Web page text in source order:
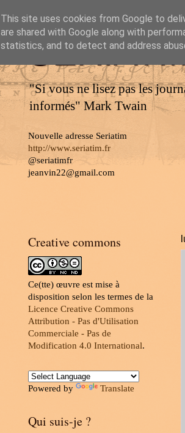
"Si vous ne lisez pas les
informés" Mark Twain
Nouvelle adresse Seriatim
http://www.seriatim.fr
@seriatimfr
jeanvin22@gmail.com
Creative commons
Ce(tte) œuvre est mise à
disposition selon les termes de la
Licence Creative Commons
Attribution - Pas d'Utilisation
Commerciale - Pas de
Modification 4.0 International.
Powered by Translate
Qui suis-je ?
This site uses cookies from Google to
are shared with Google along with
statistics, and to detect and address